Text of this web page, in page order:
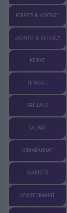
KIRPPIS & VINTAGE
LUONTO & RETKEILY
KEIKAT
TERASSIT
GRILLAUS
SAUNAT
UIMARANNAT
SAARISTO
SPORTTIBAARIT